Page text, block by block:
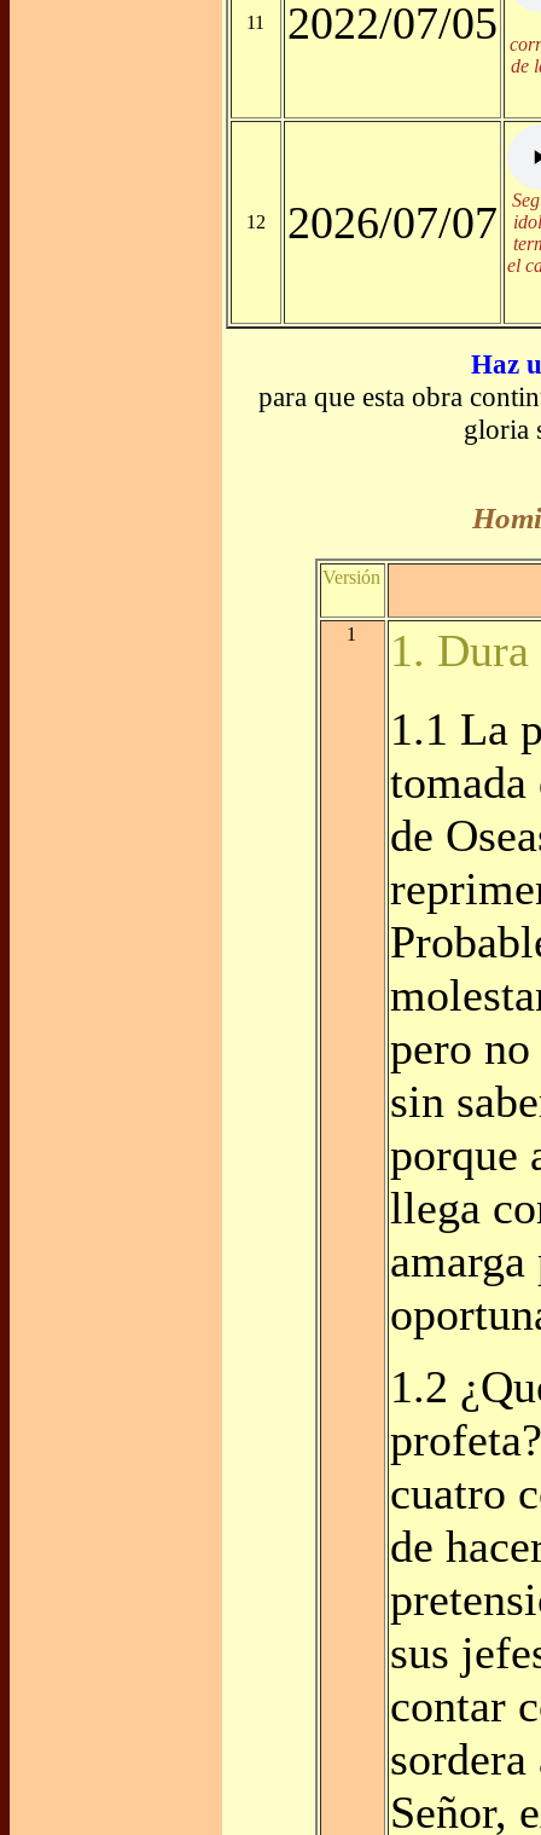
11 2022/07/05
de
12 2026/07/07
el
Haz
para que esta obra
gloria
Versión
1
1.
1.1 La
de
pero
sin
porque
llega
1.2
cuatro
de
sus
contar
Señor,